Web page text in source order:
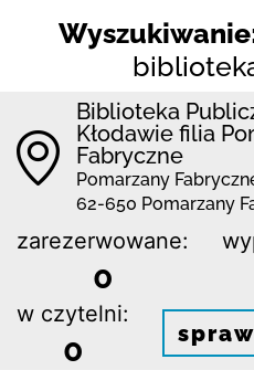
Biblioteka
Kłodawie filia
Fabryczne
Pomarzany
62-650 Pomarzany
zarezerwowane:
0
w czytelni:
0